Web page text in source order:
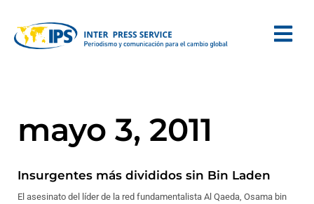
mayo 3, 2011
Insurgentes más divididos sin Bin Laden
El asesinato del líder de la red fundamentalista Al Qaeda, Osama bin